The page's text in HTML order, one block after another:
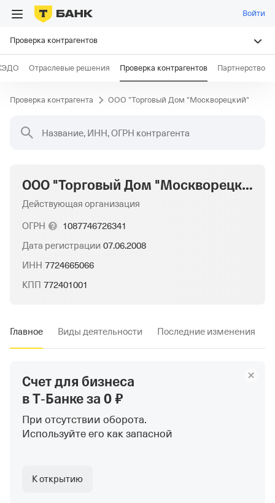
Войти
Проверка контрагентов
Отраслевые решения Проверка контрагентов Партнерство
Проверка контрагента ООО "Торговый Дом "Москворецкий"
Название, ИНН, ОГРН контрагента
ООО "Торговый Дом "Москворецкий"
Действующая организация
ОГРН
1087746726341
Дата регистрации 07.06.2008
ИНН 7724665066
КПП 772401001
Главное Виды деятельности Последние изменения
Счет для бизнеса
в Т‑Банкеза 0 ₽
При отсутствии оборота.
Используйте его как запасной
К открытию